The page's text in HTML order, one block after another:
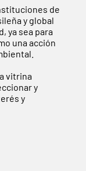
de
y global
ya sea para
una acción
vitrina
y
y